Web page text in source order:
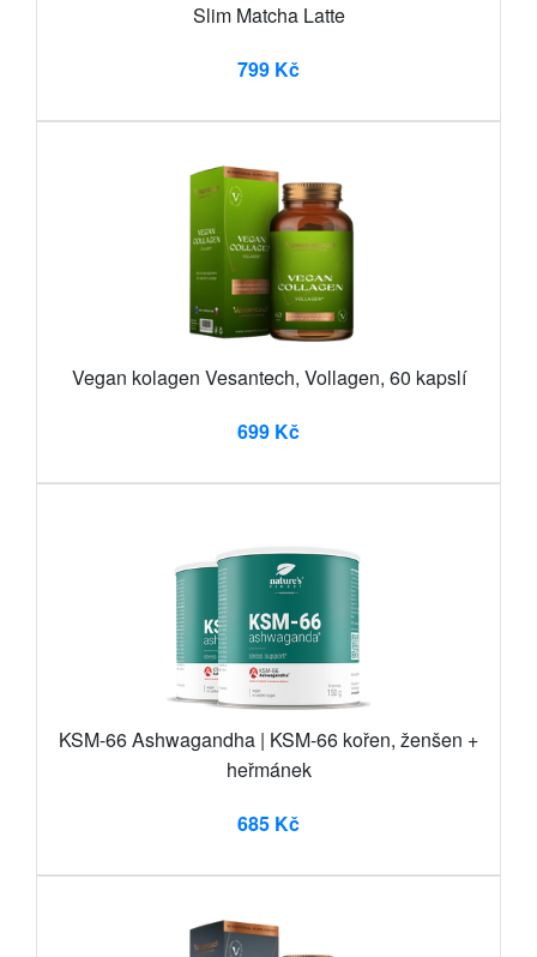
Slim Matcha Latte
799 Kč
Vegan kolagen Vesantech, Vollagen, 60 kapslí
699 Kč
KSM-66 Ashwagandha | KSM-66 kořen, ženšen +
heřmánek
685 Kč